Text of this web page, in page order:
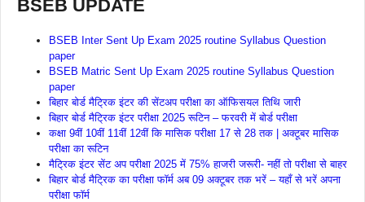
BSEB UPDATE
BSEB Inter Sent Up Exam 2025 routine Syllabus Question
paper
BSEB Matric Sent Up Exam 2025 routine Syllabus Question
paper
बिहार बोर्ड मैट्रिक इंटर की सेंटअप परीक्षा का ऑफिसयल तिथि जारी
बिहार बोर्ड मैट्रिक इंटर परीक्षा 2025 रूटिन – फरवरी में बोर्ड परीक्षा
कक्षा 9वीं 10वीं 11वीं 12वीं कि मासिक परीक्षा 17 से 28 तक | अक्टूबर मासिक
परीक्षा का रूटिन
मैट्रिक इंटर सेंट अप परीक्षा 2025 में 75% हाजरी जरूरी- नहीं तो परीक्षा से बाहर
बिहार बोर्ड मैट्रिक का परीक्षा फॉर्म अब 09 अक्टूबर तक भरें – यहाँ से भरें अपना
परीक्षा फॉर्म